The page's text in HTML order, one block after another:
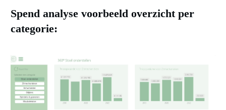
Spend analyse voorbeeld overzicht per
categorie: